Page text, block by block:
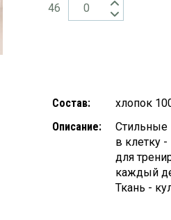
46
Состав:
хлопок
Описание:
Стильные
в клетку
для
каждый
Ткань -